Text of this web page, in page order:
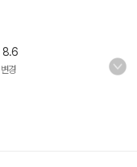
8.6
변경